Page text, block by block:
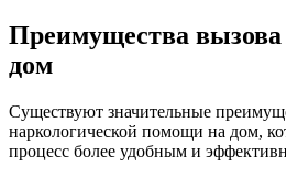
Преимущества вызова
дом
Существуют значительные
наркологической помощи на дом,
процесс более удобным и